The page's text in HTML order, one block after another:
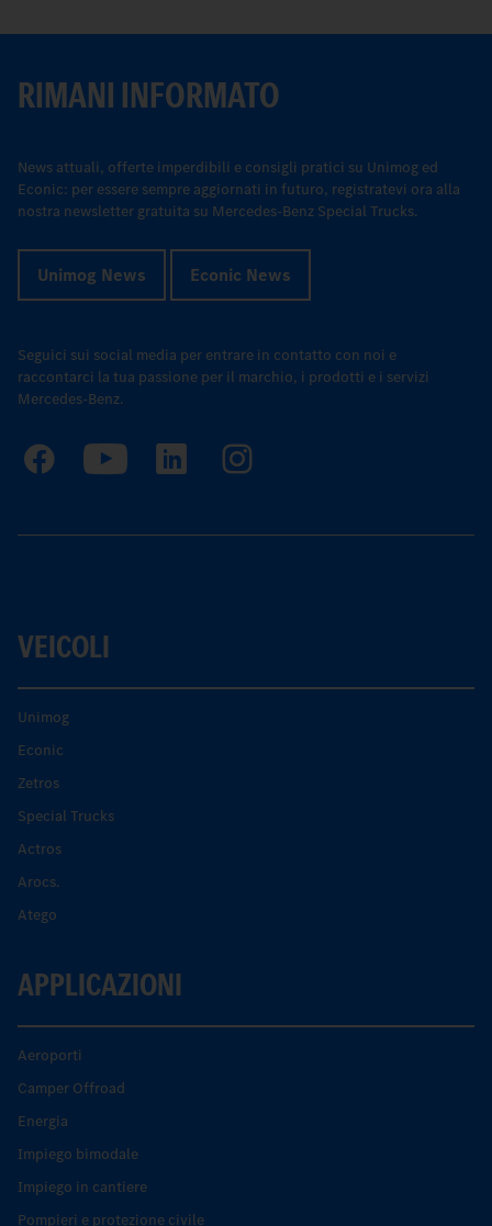
RIMANI INFORMATO
News attuali, offerte imperdibili e consigli pratici su Unimog ed
Econic: per essere sempre aggiornati in futuro, registratevi ora alla
nostra newsletter gratuita su Mercedes-Benz Special Trucks.
Unimog News Econic News
Seguici sui social media per entrare in contatto con noi e
raccontarci la tua passione per il marchio, i prodotti e i servizi
Mercedes-Benz.
VEICOLI
Unimog
Econic
Zetros
Special Trucks
Actros
Arocs.
Atego
APPLICAZIONI
Aeroporti
Camper Offroad
Energia
Impiego bimodale
Impiego in cantiere
Pompieri e protezione civile